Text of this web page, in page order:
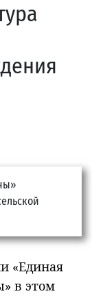
«Единая
в этом